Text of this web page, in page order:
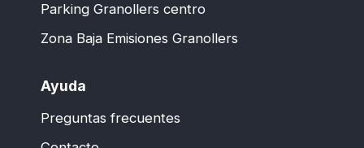
Parking Granollers centro
Zona Baja Emisiones Granollers
Ayuda
Preguntas frecuentes